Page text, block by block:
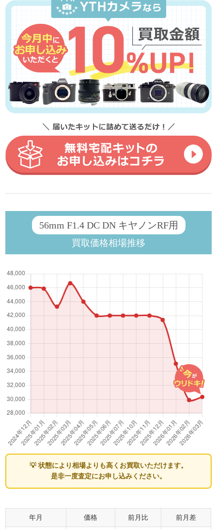
56mm F1.4 DC DN キヤノンRF用
買取価格相場推移
💡 状態により相場よりも高くお買取いただけます。
是非一度査定にお申し込みください。
年月 価格 前月比 前月差